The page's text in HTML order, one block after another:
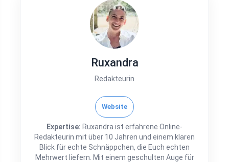
Ruxandra
Redakteurin
Website
Expertise: Ruxandra ist erfahrene Online-
Redakteurin mit über 10 Jahren und einem klaren
Blick für echte Schnäppchen, die Euch echten
Mehrwert liefern. Mit einem geschulten Auge für